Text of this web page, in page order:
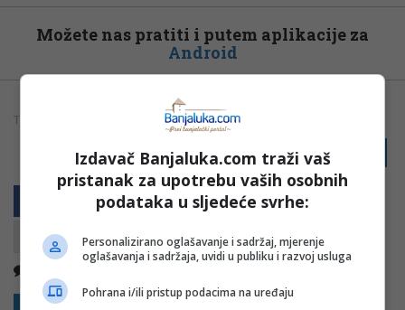
Možete nas pratiti i putem aplikacije za
Android
TAGOVI: DRAŠKO STANIVUKOVIĆ IZBORI
PRIJAVI GREŠKU
Nema komentara
Izdavač Banjaluka.com traži vaš
pristanak za upotrebu vaših osobnih
podataka u sljedeće svrhe:
Personalizirano oglašavanje i sadržaj, mjerenje
oglašavanja i sadržaja, uvidi u publiku i razvoj usluga
Pohrana i/ili pristup podacima na uređaju